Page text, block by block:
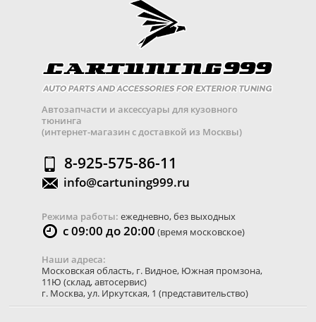
Автозапчасти и аксессуары для кузовного
тюнинга
(интернет-магазин с доставкой из Москвы)
8-925-575-86-11
info@cartuning999.ru
Режима работы: ежедневно, без выходных
с 09:00 до 20:00 (время московское)
Наши адреса:
Московская область, г. Видное, Южная промзона,
11Ю (склад, автосервис)
г. Москва,ул. Иркутская, 1 (представительство)